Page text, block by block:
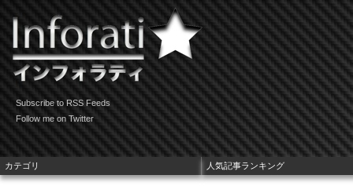
Subscribe to RSS Feeds
Follow me on Twitter
カテゴリ 人気記事ランキング